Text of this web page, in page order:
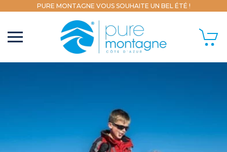
PURE MONTAGNE VOUS SOUHAITE UN BEL ÉTÉ !